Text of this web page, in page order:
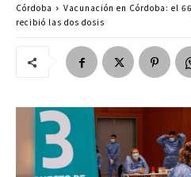
Córdoba
Vacunación en Córdoba: el
recibió las dos dosis